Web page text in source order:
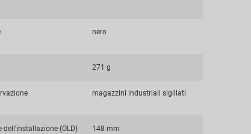
nero
271 g
magazzini industriali sigillati
dell'installazione (OLD) 148 mm